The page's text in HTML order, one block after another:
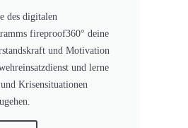
des digitalen
fireproof360° deine
und Motivation
und lerne
Krisensituationen